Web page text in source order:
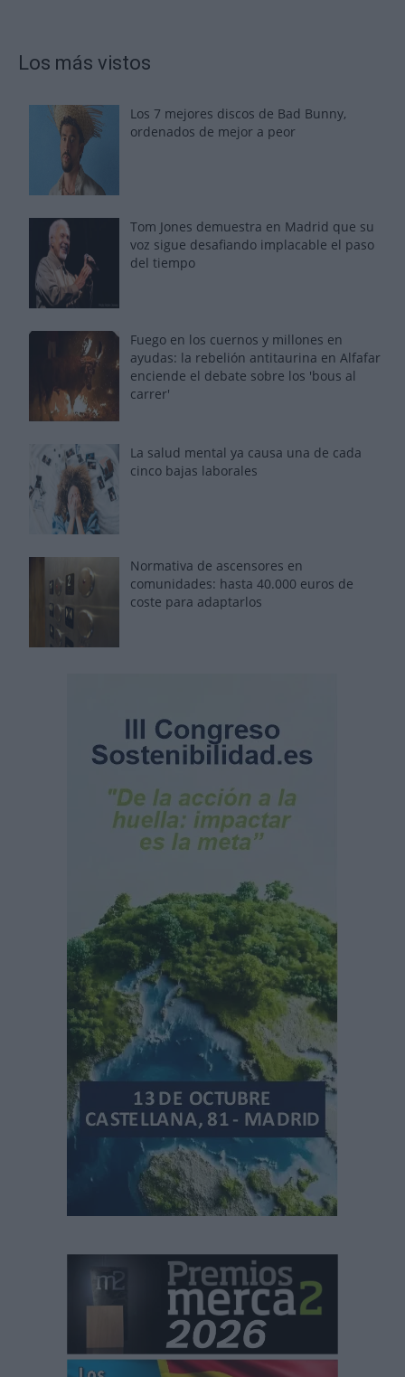
Los más vistos
Los 7 mejores discos de Bad Bunny,
ordenados de mejor a peor
Tom Jones demuestra en Madrid que su
voz sigue desafiando implacable el paso
del tiempo
Fuego en los cuernos y millones en
ayudas: la rebelión antitaurina en Alfafar
enciende el debate sobre los 'bous al
carrer'
La salud mental ya causa una de cada
cinco bajas laborales
Normativa de ascensores en
comunidades: hasta 40.000 euros de
coste para adaptarlos